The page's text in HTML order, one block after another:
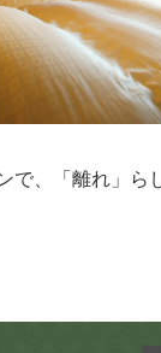
で、「離れ」ら